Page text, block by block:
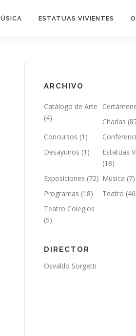
ESTATUAS VIVIENTES
ARCHIVO
Catálogo de Arte
(4)
Charlas
Concursos (1)
Desayunos (1)
Estatuas
(18)
Exposiciones (72) Música (7)
Programas (18) Teatro
Teatro Colegios
(5)
DIRECTOR
Osvaldo Sorgetti